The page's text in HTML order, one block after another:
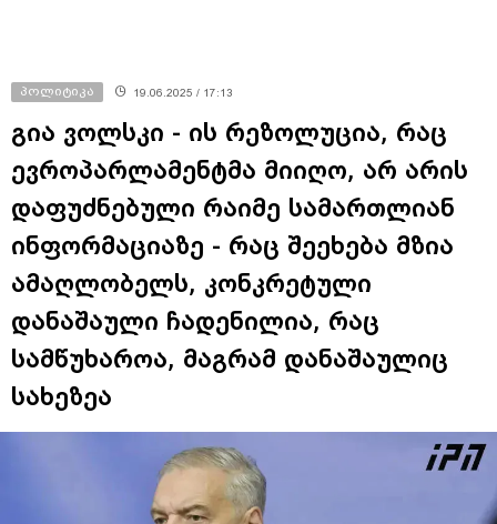
პოლიტიკა 19.06.2025 / 17:13
გია ვოლსკი - ის რეზოლუცია, რაც
ევროპარლამენტმა მიიღო, არ არის
დაფუძნებული რაიმე სამართლიან
ინფორმაციაზე - რაც შეეხება მზია
ამაღლობელს, კონკრეტული
დანაშაული ჩადენილია, რაც
სამწუხაროა, მაგრამ დანაშაულიც
სახეზეა